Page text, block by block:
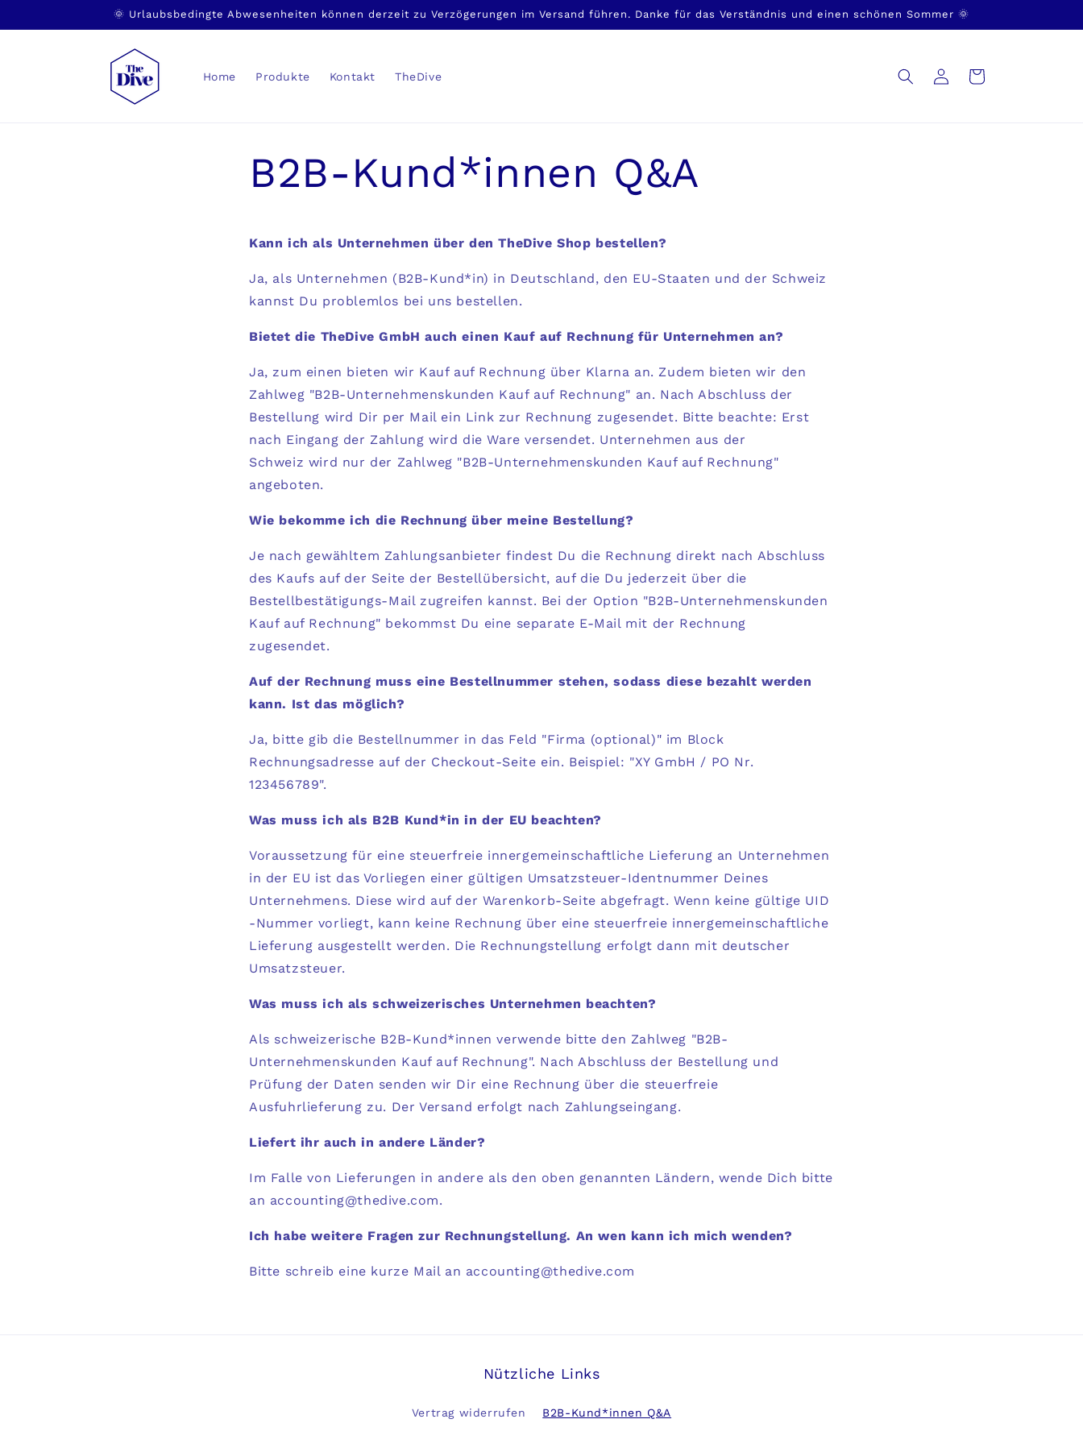
Inhalt
🌞 Urlaubsbedingte Abwesenheiten können derzeit zu Verzögerungen im Versand führen. Danke für das Verständnis und einen schönen Sommer 🌞
Home Produkte Kontakt TheDive EinloggenWarenkorb
B2B-Kund*innen Q&A
Kann ich als Unternehmen über den TheDive Shop bestellen?
Ja, als Unternehmen (B2B-Kund*in) in Deutschland, den EU-Staaten und der Schweiz
kannst Du problemlos bei uns bestellen.
Bietet die TheDive GmbH auch einen Kauf auf Rechnung für Unternehmen an?
Ja, zum einen bieten wir Kauf auf Rechnung über Klarna an. Zudem bieten wir den
Zahlweg "B2B-Unternehmenskunden Kauf auf Rechnung" an. Nach Abschluss der
Bestellung wird Dir per Mail ein Link zur Rechnung zugesendet. Bitte beachte: Erst
nach Eingang der Zahlung wird die Ware versendet. Unternehmen aus der
Schweiz wird nur der Zahlweg "B2B-Unternehmenskunden Kauf auf Rechnung"
angeboten.
Wie bekomme ich die Rechnung über meine Bestellung?
Je nach gewähltem Zahlungsanbieter findest Du die Rechnung direkt nach Abschluss
des Kaufs auf der Seite der Bestellübersicht, auf die Du jederzeit über die
Bestellbestätigungs-Mail zugreifen kannst. Bei der Option "B2B-Unternehmenskunden
Kauf auf Rechnung" bekommst Du eine separate E-Mail mit der Rechnung
zugesendet.
Auf der Rechnung muss eine Bestellnummer stehen, sodass diese bezahlt werden
kann. Ist das möglich?
Ja, bitte gib die Bestellnummer in das Feld "Firma (optional)" im Block
Rechnungsadresse auf der Checkout-Seite ein. Beispiel: "XY GmbH / PO Nr.
123456789".
Was muss ich als B2B Kund*in in der EU beachten?
Voraussetzung für eine steuerfreie innergemeinschaftliche Lieferung an Unternehmen
in der EU ist das Vorliegen einer gültigen Umsatzsteuer-Identnummer Deines
Unternehmens. Diese wird auf der Warenkorb-Seite abgefragt. Wenn keine gültige UID
-Nummer vorliegt, kann keine Rechnung über eine steuerfreie innergemeinschaftliche
Lieferung ausgestellt werden. Die Rechnungstellung erfolgt dann mit deutscher
Umsatzsteuer.
Was muss ich als schweizerisches Unternehmen beachten?
Als schweizerische B2B-Kund*innen verwende bitte den Zahlweg "B2B-
Unternehmenskunden Kauf auf Rechnung". Nach Abschluss der Bestellung und
Prüfung der Daten senden wir Dir eine Rechnung über die steuerfreie
Ausfuhrlieferung zu. Der Versand erfolgt nach Zahlungseingang.
Liefert ihr auch in andere Länder?
Im Falle von Lieferungen in andere als den oben genannten Ländern, wende Dich bitte
an accounting@thedive.com.
Ich habe weitere Fragen zur Rechnungstellung. An wen kann ich mich wenden?
Bitte schreib eine kurze Mail an accounting@thedive.com
Nützliche Links
Vertrag widerrufen B2B-Kund*innen Q&A